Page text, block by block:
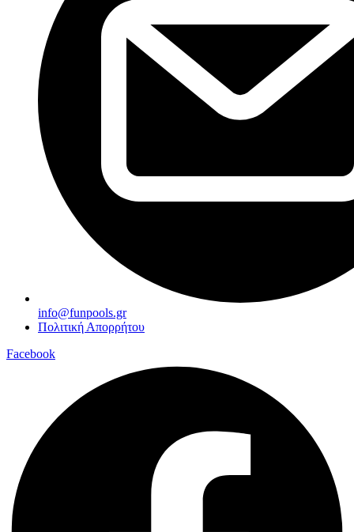
info@funpools.gr
Πολιτική Απορρήτου
Facebook